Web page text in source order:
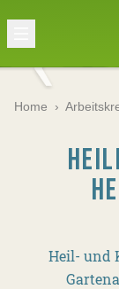
Home ›
Heil- und